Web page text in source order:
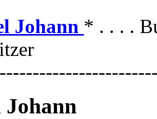
Johann * . . . .
Johann